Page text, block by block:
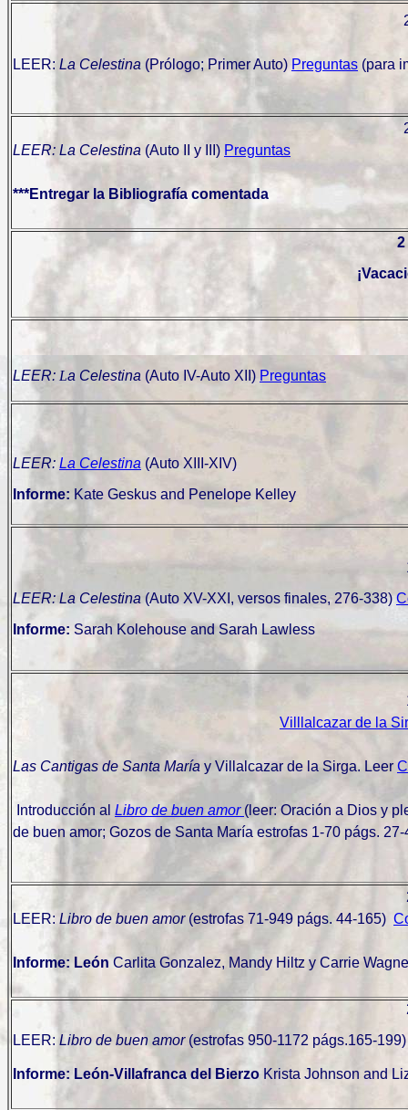
LEER: La Celestina (Prólogo; Primer Auto) Preguntas (para
LEER: La Celestina (Auto II y III) Preguntas
***Entregar la Bibliografía comentada
2
LEER: La Celestina (Auto IV-Auto XII) Preguntas
LEER: La Celestina (Auto XIII-XIV)
Informe: Kate Geskus and Penelope Kelley
LEER: La Celestina (Auto XV-XXI, versos finales, 276-338)
Informe: Sarah Kolehouse and Sarah Lawless
Villlalcazar de la
Las Cantigas de Santa María y Villalcazar de la Sirga. Leer
Introducción al Libro de buen amor (leer: Oración a Dios y
de buen amor; Gozos de Santa María estrofas 1-70 págs. 27-
LEER: Libro de buen amor (estrofas 71-949 págs. 44-165)
Informe: León Carlita Gonzalez, Mandy Hiltz y Carrie
LEER: Libro de buen amor (estrofas 950-1172 págs.165-
Informe: León-Villafranca del Bierzo Krista Johnson and